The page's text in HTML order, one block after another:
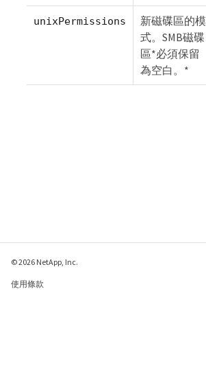
unixPermissions
新磁碟區的模
式。SMB磁碟
區*必須保留
為空白。*
© 2026 NetApp, Inc.
使用條款